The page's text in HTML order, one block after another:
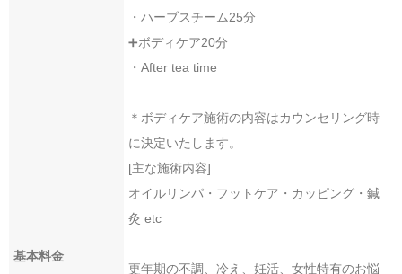
基本料金
・ハーブスチーム25分
➕ボディケア20分
・After tea time
＊ボディケア施術の内容はカウンセリング時
に決定いたします。
[主な施術内容]
オイルリンパ・フットケア・カッピング・鍼
灸 etc
更年期の不調、冷え、妊活、女性特有のお悩